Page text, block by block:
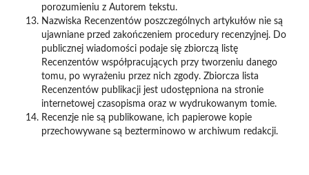
porozumieniu z Autorem tekstu.
Nazwiska Recenzentów poszczególnych artykułów nie są
ujawniane przed zakończeniem procedury recenzyjnej. Do
publicznej wiadomości podaje się zbiorczą listę
Recenzentów współpracujących przy tworzeniu danego
tomu, po wyrażeniu przez nich zgody. Zbiorcza lista
Recenzentów publikacji jest udostępniona na stronie
internetowej czasopisma oraz w wydrukowanym tomie.
Recenzje nie są publikowane, ich papierowe kopie
przechowywane są bezterminowo w archiwum redakcji.